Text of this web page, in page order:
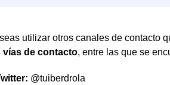
utilizar otros canales de contacto
vías de contacto, entre las que se
@tuiberdrola